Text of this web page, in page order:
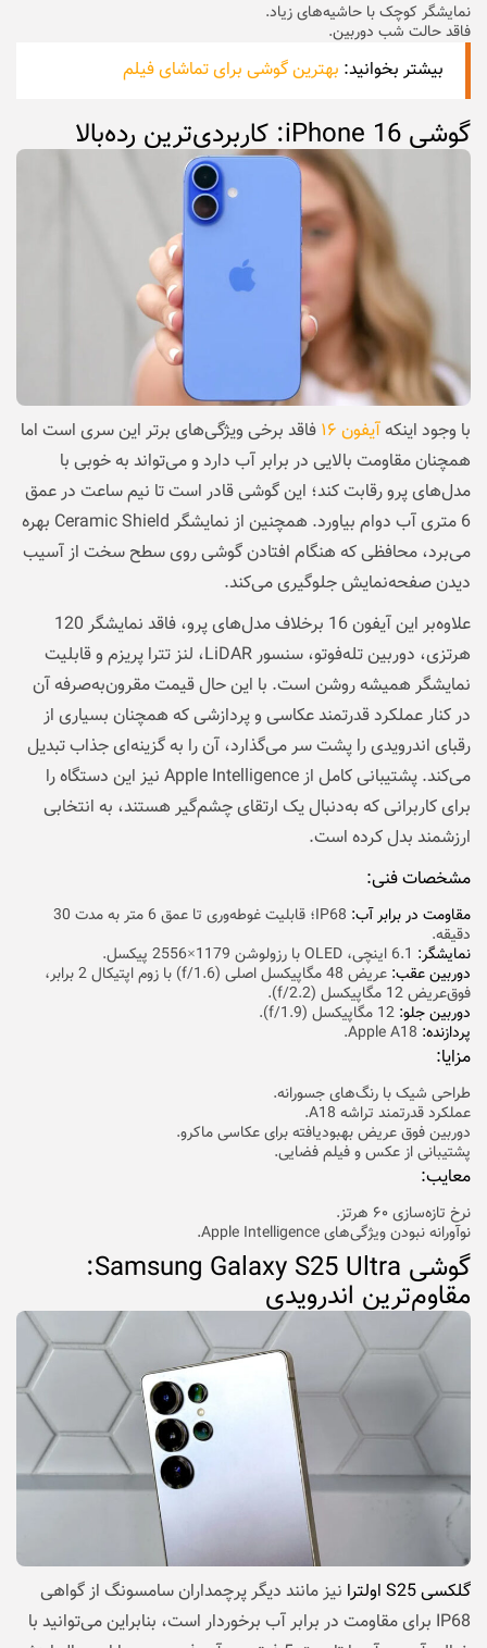
نمایشگر کوچک با حاشیه‌های زیاد.
فاقد حالت شب دوربین.
بیشتر بخوانید: بهترین گوشی برای تماشای فیلم
گوشی iPhone 16: کاربردی‌ترین رده‌بالا
با وجود اینکه آیفون ۱۶
فاقد برخی ویژگی‌های برتر این سری است اما
همچنان مقاومت بالایی در برابر آب دارد و می‌تواند به خوبی با
مدل‌های پرو رقابت کند؛ این گوشی قادر است تا نیم ساعت در عمق
6 متری آب دوام بیاورد. همچنین از نمایشگر Ceramic Shield بهره
می‌برد، محافظی که هنگام افتادن گوشی روی سطح سخت از آسیب
دیدن صفحه‌‌نمایش جلوگیری می‌کند.
علاوه‌بر این آیفون 16 برخلاف مدل‌های پرو، فاقد نمایشگر 120
هرتزی، دوربین تله‌فوتو، سنسور LiDAR، لنز تترا پریزم و قابلیت
نمایشگر همیشه روشن است. با این حال قیمت مقرون‌به‌صرفه‌ آن
در کنار عملکرد قدرتمند عکاسی و پردازشی که همچنان بسیاری از
رقبای اندرویدی را پشت سر می‌گذارد، آن را به گزینه‌ای جذاب تبدیل
می‌کند. پشتیبانی کامل از Apple Intelligence نیز این دستگاه را
برای کاربرانی که به‌دنبال یک ارتقای چشم‌گیر هستند، به انتخابی
ارزشمند بدل کرده است.
مشخصات فنی:
مقاومت در برابر آب:
IP68؛ قابلیت غوطه‌وری تا عمق 6 متر به مدت 30
دقیقه.
نمایشگر:
دوربین عقب:‌
عریض 48 مگاپیکسل اصلی (f/1.6) با زوم اپتیکال 2 برابر،
فوق‌عریض 12 مگاپیکسل (f/2.2).
دوربین جلو:
پردازنده:
مزایا:
طراحی شیک با رنگ‌های جسورانه.
عملکرد قدرتمند تراشه A18.
دوربین فوق عریض بهبودیافته برای عکاسی ماکرو.
پشتیبانی از عکس و فیلم فضایی.
معایب:
نرخ تازه‌سازی ۶۰ هرتز.
نوآورانه نبودن ویژگی‌های Apple Intelligence.
گوشی Samsung Galaxy S25 Ultra:
مقاوم‌ترین اندرویدی
گلکسی S25 اولترا
نیز مانند دیگر پرچمداران سامسونگ از گواهی
IP68 برای مقاومت در برابر آب برخوردار است، بنابراین می‌توانید با